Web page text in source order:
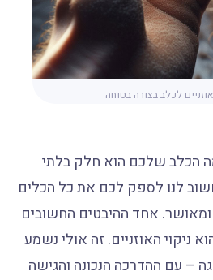
לכלב בצורה בטוחה
הכלב שלכם הוא חלק בלתי
לנו לספק לכם את כל הכלים
ומאושר. אחד ההיבטים החשובים
ניקוי האוזניים. זה אולי נשמע
– עם ההדרכה הנכונה והגישה